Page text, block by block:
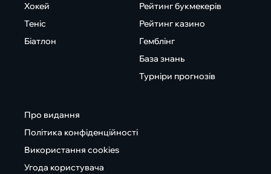
Хокей
Теніс
Біатлон
Рейтинг букмекерів
Рейтинг казино
Гемблінг
База знань
Турніри прогнозів
Про видання
Політика конфіденційності
Використання cookies
Угода користувача